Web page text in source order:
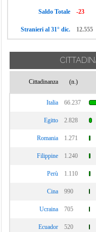
Saldo Totale -23
Stranieri al 31° dic. 12.555
Cittadinanza (n.)
Italia 66.237
Egitto 2.828
Romania 1.271
Filippine 1.240
Perù 1.110
Cina 990
Ucraina 705
Ecuador 520